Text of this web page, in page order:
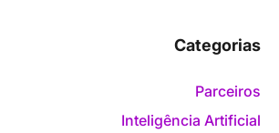
Categorias
Parceiros
Inteligência Artificial